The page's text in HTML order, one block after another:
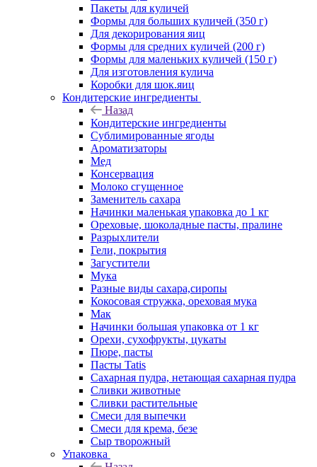
Пакеты для куличей
Формы для больших куличей (350 г)
Для декорирования яиц
Формы для средних куличей (200 г)
Формы для маленьких куличей (150 г)
Для изготовления кулича
Коробки для шок.яиц
Кондитерские ингредиенты
Назад
Кондитерские ингредиенты
Сублимированные ягоды
Ароматизаторы
Мед
Консервация
Молоко сгущенное
Заменитель сахара
Начинки маленькая упаковка до 1 кг
Ореховые, шоколадные пасты, пралине
Разрыхлители
Гели, покрытия
Загустители
Мука
Разные виды сахара,сиропы
Кокосовая стружка, ореховая мука
Мак
Начинки большая упаковка от 1 кг
Орехи, сухофрукты, цукаты
Пюре, пасты
Пасты Tatis
Сахарная пудра, нетающая сахарная пудра
Сливки животные
Сливки растительные
Смеси для выпечки
Смеси для крема, безе
Сыр творожный
Упаковка